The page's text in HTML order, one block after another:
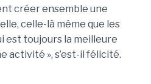
créer ensemble une
celle-là même que les
est toujours la meilleure
activité », s’est-il félicité.